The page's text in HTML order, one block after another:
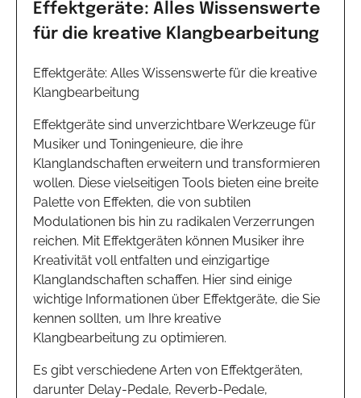
Effektgeräte: Alles Wissenswerte
für die kreative Klangbearbeitung
Effektgeräte: Alles Wissenswerte für die kreative
Klangbearbeitung
Effektgeräte sind unverzichtbare Werkzeuge für
Musiker und Toningenieure, die ihre
Klanglandschaften erweitern und transformieren
wollen. Diese vielseitigen Tools bieten eine breite
Palette von Effekten, die von subtilen
Modulationen bis hin zu radikalen Verzerrungen
reichen. Mit Effektgeräten können Musiker ihre
Kreativität voll entfalten und einzigartige
Klanglandschaften schaffen. Hier sind einige
wichtige Informationen über Effektgeräte, die Sie
kennen sollten, um Ihre kreative
Klangbearbeitung zu optimieren.
Es gibt verschiedene Arten von Effektgeräten,
darunter Delay-Pedale, Reverb-Pedale,